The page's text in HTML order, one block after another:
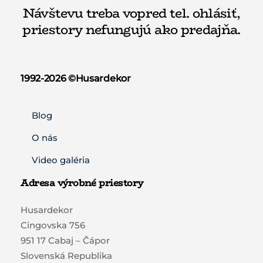
Návštevu treba vopred tel. ohlásiť,
priestory nefungujú ako predajňa.
1992-2026 ©️Husardekor
Blog
O nás
Video galéria
Adresa výrobné priestory
Husardekor
Cingovska 756
951 17 Cabaj – Čápor
Slovenská Republika